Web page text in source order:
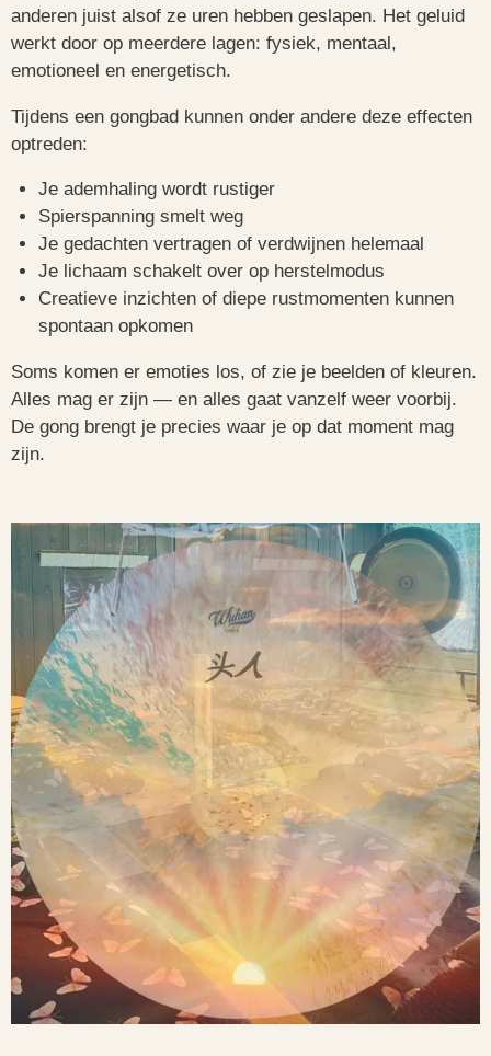
anderen juist alsof ze uren hebben geslapen. Het geluid
werkt door op meerdere lagen: fysiek, mentaal,
emotioneel en energetisch.
Tijdens een gongbad kunnen onder andere deze effecten
optreden:
Je ademhaling wordt rustiger
Spierspanning smelt weg
Je gedachten vertragen of verdwijnen helemaal
Je lichaam schakelt over op herstelmodus
Creatieve inzichten of diepe rustmomenten kunnen
spontaan opkomen
Soms komen er emoties los, of zie je beelden of kleuren.
Alles mag er zijn — en alles gaat vanzelf weer voorbij.
De gong brengt je precies waar je op dat moment mag
zijn.